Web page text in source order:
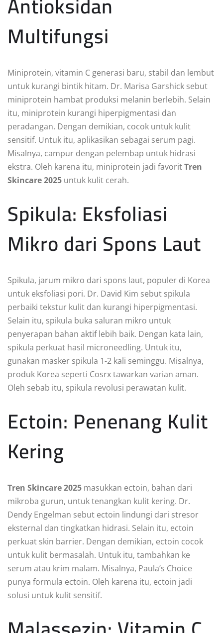
Multifungsi
Miniprotein, vitamin C generasi baru, stabil dan lembut
untuk kurangi bintik hitam. Dr. Marisa Garshick sebut
miniprotein hambat produksi melanin berlebih. Selain
itu, miniprotein kurangi hiperpigmentasi dan
peradangan. Dengan demikian, cocok untuk kulit
sensitif. Untuk itu, aplikasikan sebagai serum pagi.
Misalnya, campur dengan pelembap untuk hidrasi
ekstra. Oleh karena itu, miniprotein jadi favoritTren
Skincare 2025 untuk kulit cerah.
Spikula: Eksfoliasi
Mikro dari Spons Laut
Spikula, jarum mikro dari spons laut, populer di Korea
untuk eksfoliasi pori. Dr. David Kim sebut spikula
perbaiki tekstur kulit dan kurangi hiperpigmentasi.
Selain itu, spikula buka saluran mikro untuk
penyerapan bahan aktif lebih baik. Dengan kata lain,
spikula perkuat hasil microneedling. Untuk itu,
gunakan masker spikula 1-2 kali seminggu. Misalnya,
produk Korea seperti Cosrx tawarkan varian aman.
Oleh sebab itu, spikula revolusi perawatan kulit.
Ectoin: Penenang Kulit
Kering
Tren Skincare 2025 masukkan ectoin, bahan dari
mikroba gurun, untuk tenangkan kulit kering. Dr.
Dendy Engelman sebut ectoin lindungi dari stresor
eksternal dan tingkatkan hidrasi. Selain itu, ectoin
perkuat skin barrier. Dengan demikian, ectoin cocok
untuk kulit bermasalah. Untuk itu, tambahkan ke
serum atau krim malam. Misalnya, Paula’s Choice
punya formula ectoin. Oleh karena itu, ectoin jadi
solusi untuk kulit sensitif.